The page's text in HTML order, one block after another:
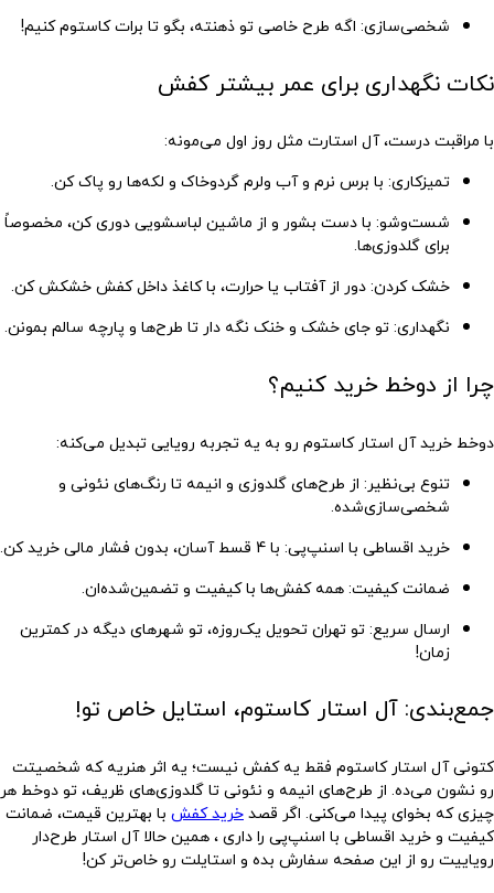
شخصی‌سازی: اگه طرح خاصی تو ذهنته، بگو تا برات کاستوم کنیم!
نکات نگهداری برای عمر بیشتر کفش
با مراقبت درست، آل استارت مثل روز اول می‌مونه:
تمیزکاری: با برس نرم و آب ولرم گردوخاک و لکه‌ها رو پاک کن.
شست‌وشو: با دست بشور و از ماشین لباسشویی دوری کن، مخصوصاً
برای گلدوزی‌ها.
خشک کردن: دور از آفتاب یا حرارت، با کاغذ داخل کفش خشکش کن.
نگهداری: تو جای خشک و خنک نگه دار تا طرح‌ها و پارچه سالم بمونن.
چرا از دوخط خرید کنیم؟
دوخط خرید آل استار کاستوم رو به یه تجربه رویایی تبدیل می‌کنه:
تنوع بی‌نظیر: از طرح‌های گلدوزی و انیمه تا رنگ‌های نئونی و
شخصی‌سازی‌شده.
خرید اقساطی با اسنپ‌پی: با 4 قسط آسان، بدون فشار مالی خرید کن.
ضمانت کیفیت: همه کفش‌ها با کیفیت و تضمین‌شده‌ان.
ارسال سریع: تو تهران تحویل یک‌روزه، تو شهرهای دیگه در کمترین
زمان!
جمع‌بندی: آل استار کاستوم، استایل خاص تو!
کتونی آل استار کاستوم فقط یه کفش نیست؛ یه اثر هنریه که شخصیتت
رو نشون می‌ده. از طرح‌های انیمه و نئونی تا گلدوزی‌های ظریف، تو دوخط هر
چیزی که بخوای پیدا می‌کنی. اگر قصدخرید کفش با بهترین قیمت، ضمانت
کیفیت و خرید اقساطی با اسنپ‌پی را داری ، همین حالا آل استار طرح‌دار
رویاییت رو از این صفحه سفارش بده و استایلت رو خاص‌تر کن!